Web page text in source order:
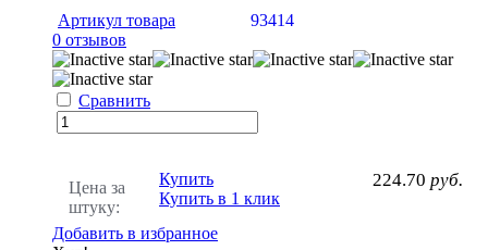
Артикул товара
93414
0 отзывов
Сравнить
Цена за
штуку:
224.70 руб.
Купить
Купить в 1 клик
Добавить в избранное